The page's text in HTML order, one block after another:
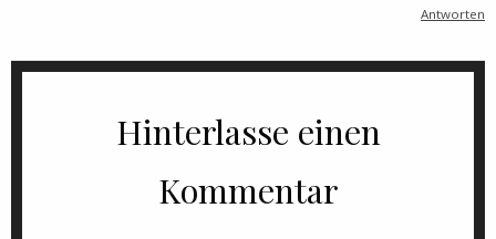
Antworten
Hinterlasse einen
Kommentar